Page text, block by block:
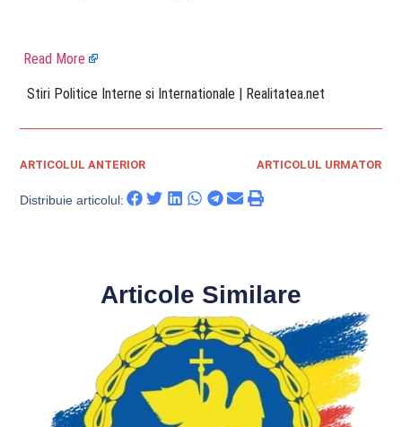
Read More
​ Stiri Politice Interne si Internationale | Realitatea.net
ARTICOLUL ANTERIOR ARTICOLUL URMATOR
Distribuie articolul:
Articole Similare